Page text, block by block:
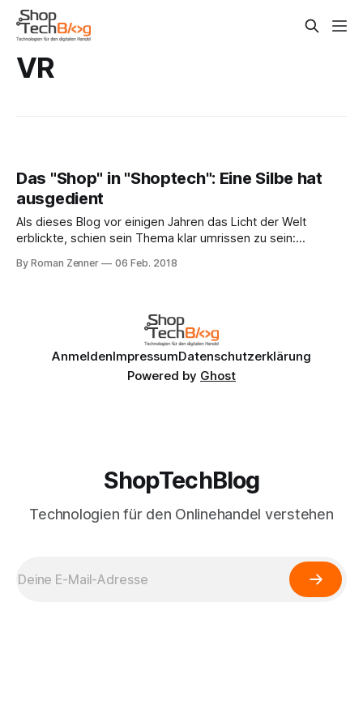
VR
Das "Shop" in "Shoptech": Eine Silbe hat
ausgedient
Als dieses Blog vor einigen Jahren das Licht der Welt
erblickte, schien sein Thema klar umrissen zu sein:
diverse Shopsysteme – allen voran die PHP-basierten – gut
By Roman Zenner 06 Feb. 2018
AnmeldenImpressumDatenschutzerklärung
Powered by Ghost
ShopTechBlog
Technologien für den Onlinehandel verstehen